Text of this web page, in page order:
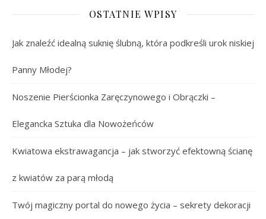
OSTATNIE WPISY
Jak znaleźć idealną suknię ślubną, która podkreśli urok niskiej
Panny Młodej?
Noszenie Pierścionka Zaręczynowego i Obrączki –
Elegancka Sztuka dla Nowożeńców
Kwiatowa ekstrawagancja – jak stworzyć efektowną ścianę
z kwiatów za parą młodą
Twój magiczny portal do nowego życia – sekrety dekoracji